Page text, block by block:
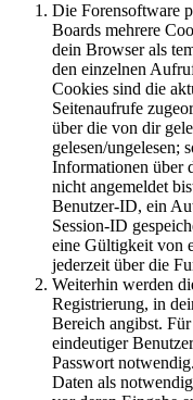
Die Forensoftware
Boards mehrere
dein Browser als
den einzelnen
Cookies sind die
Seitenaufrufe
über die von dir
gelesen/ungelesen;
Informationen über
nicht angemeldet
Benutzer-ID, ein
Session-ID
eine Gültigkeit von
jederzeit über die
Weiterhin werden
Registrierung, in
Bereich angibst.
eindeutiger
Passwort
Daten als